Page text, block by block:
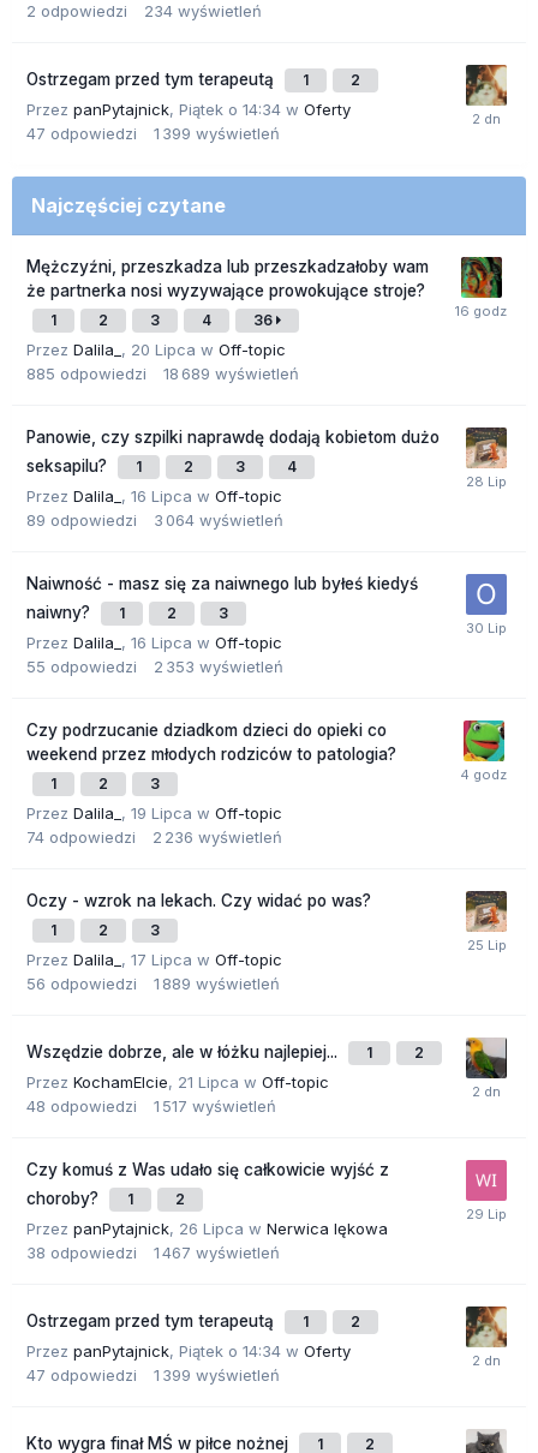
2 odpowiedzi 234 wyświetleń
Ostrzegam przed tym terapeutą 1 2
Przez panPytajnick, Piątek o 14:34 w Oferty
47 odpowiedzi 1 399 wyświetleń
Najczęściej czytane
Mężczyźni, przeszkadza lub przeszkadzałoby wam
że partnerka nosi wyzywające prowokujące stroje?
1 2 3 4 36
Przez Dalila_ , 20 Lipca w Off-topic
885 odpowiedzi 18 689 wyświetleń
Panowie, czy szpilki naprawdę dodają kobietom dużo
seksapilu?
1 2 3 4
Przez Dalila_ , 16 Lipca w Off-topic
89 odpowiedzi 3 064 wyświetleń
Naiwność - masz się za naiwnego lub byłeś kiedyś
naiwny?
1 2 3
Przez Dalila_ , 16 Lipca w Off-topic
55 odpowiedzi 2 353 wyświetleń
Czy podrzucanie dziadkom dzieci do opieki co
weekend przez młodych rodziców to patologia?
1 2 3
Przez Dalila_ , 19 Lipca w Off-topic
74 odpowiedzi 2 236 wyświetleń
Oczy - wzrok na lekach. Czy widać po was?
1 2 3
Przez Dalila_ , 17 Lipca w Off-topic
56 odpowiedzi 1 889 wyświetleń
Wszędzie dobrze, ale w łóżku najlepiej... 1 2
Przez KochamElcie, 21 Lipca w Off-topic
48 odpowiedzi 1 517 wyświetleń
Czy komuś z Was udało się całkowicie wyjść z
choroby?
1 2
Przez panPytajnick, 26 Lipca w Nerwica lękowa
38 odpowiedzi 1 467 wyświetleń
Ostrzegam przed tym terapeutą 1 2
Przez panPytajnick, Piątek o 14:34 w Oferty
47 odpowiedzi 1 399 wyświetleń
Kto wygra finał MŚ w piłce nożnej 1 2